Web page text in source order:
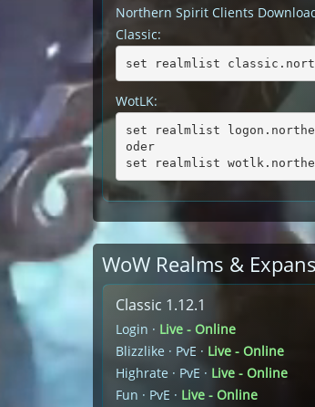
Northern Spirit Clients
Classic:
set realmlist
WotLK:
set realmlist
oder
set realmlist
WoW Realms &
Classic 1.12.1
Login · Live - Online
Blizzlike · PvE · Live - Online
Highrate · PvE · Live - Online
Fun · PvE · Live - Online